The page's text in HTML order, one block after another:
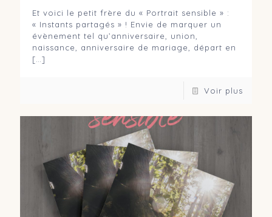
Et voici le petit frère du « Portrait sensible » :
« Instants partagés » ! Envie de marquer un
évènement tel qu’anniversaire, union,
naissance, anniversaire de mariage, départ en
[…]
Voir plus